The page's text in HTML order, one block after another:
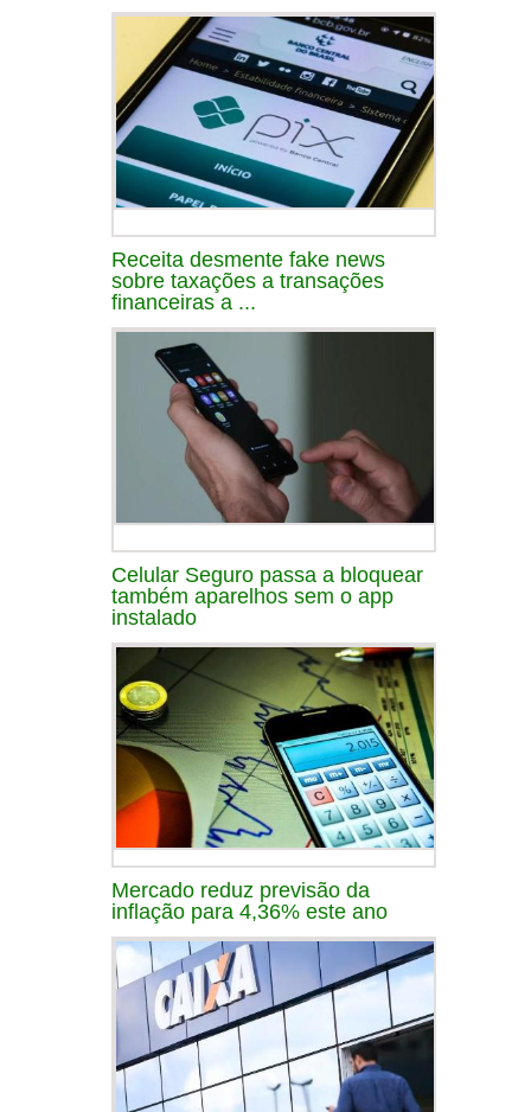
Receita desmente fake news
sobre taxações a transações
financeiras a ...
Celular Seguro passa a bloquear
também aparelhos sem o app
instalado
Mercado reduz previsão da
inflação para 4,36% este ano